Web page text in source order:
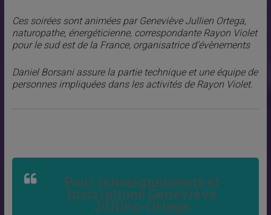
Ces soirées sont animées par Geneviève Jullien Ortega,
naturopathe, énergéticienne, correspondante Rayon Violet
pour le sud est de la France, organisatrice d’évènements
Daniel Borsani assure la partie technique et une équipe de
personnes impliquées dans les activités de Rayon Violet.
Pour renseignements et
inscriptions Geneviève
Jullien-Ortega